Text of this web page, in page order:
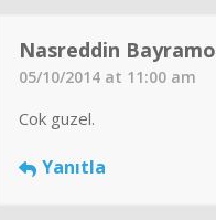
Nasreddin
05/10/2014 at 11:00 am
Cok guzel.
Yanıtla